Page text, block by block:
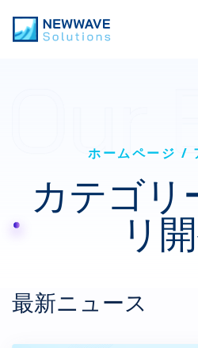
ホームページ
カテゴリ
リ
最新ニュース